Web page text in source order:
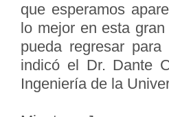
que esperamos
lo mejor en esta
pueda regresar
indicó el Dr. Dante
Ingeniería de la